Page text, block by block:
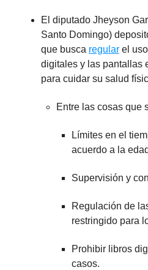
El diputado Jheyson
Santo Domingo)
que busca regular el
digitales y las pantallas
para cuidar su salud
Entre las cosas que
Límites en el
acuerdo a la
Supervisión y
Regulación de
restringido para
Prohibir libros
casos.